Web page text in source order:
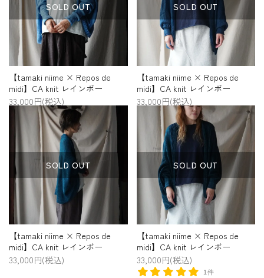
SOLD OUT
【tamaki niime × Repos de
midi】CA knit レインボー
33,000円(税込)
SOLD OUT
【tamaki niime × Repos de
midi】CA knit レインボー
33,000円(税込)
SOLD OUT
【tamaki niime × Repos de
midi】CA knit レインボー
33,000円(税込)
SOLD OUT
【tamaki niime × Repos de
midi】CA knit レインボー
33,000円(税込)
1件